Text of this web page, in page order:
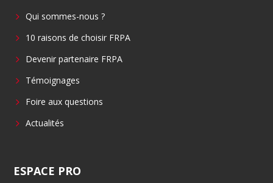
o
o
d
i
Qui sommes-nous ?
10 raisons de choisir FRPA
Devenir partenaire FRPA
Témoignages
Foire aux questions
Actualités
ESPACE PRO